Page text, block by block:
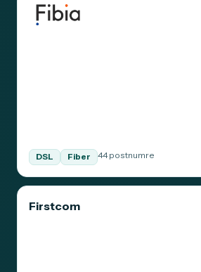
DSL Fiber 44 postnumre
Firstcom